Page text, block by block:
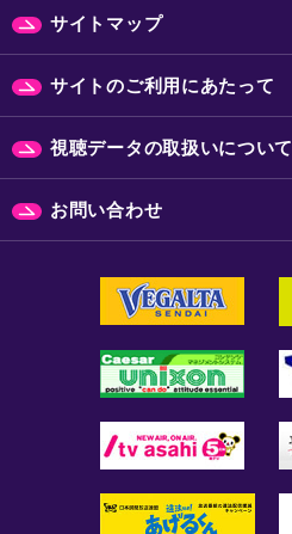
サイトマップ
サイトのご利用にあたって
視聴データの取扱いについて
お問い合わせ